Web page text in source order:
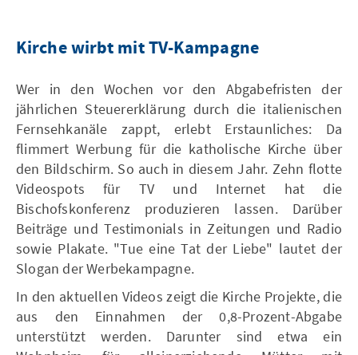
Kirche wirbt mit TV-Kampagne
Wer in den Wochen vor den Abgabefristen der
jährlichen Steuererklärung durch die italienischen
Fernsehkanäle zappt, erlebt Erstaunliches: Da
flimmert Werbung für die katholische Kirche über
den Bildschirm. So auch in diesem Jahr. Zehn flotte
Videospots für TV und Internet hat die
Bischofskonferenz produzieren lassen. Darüber
Beiträge und Testimonials in Zeitungen und Radio
sowie Plakate. "Tue eine Tat der Liebe" lautet der
Slogan der Werbekampagne.
In den aktuellen Videos zeigt die Kirche Projekte, die
aus den Einnahmen der 0,8-Prozent-Abgabe
unterstützt werden. Darunter sind etwa ein